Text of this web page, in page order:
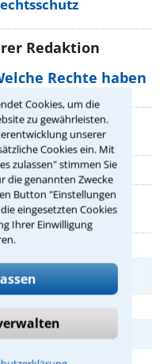
Cookies, um die
zu gewährleisten.
unserer
Cookies ein. Mit
zulassen" stimmen Sie
die genannten Zwecke
Button "Einstellungen
eingesetzten Cookies
Ihrer Einwilligung
Redaktion
Rechte haben
Rechte
zahlen?
jeder
sollte